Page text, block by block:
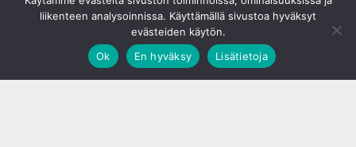
liikenteen analysoinnissa. Käyttämällä sivustoa hyväksyt
evästeiden käytön.
Ok
En hyväksy Lisätietoja